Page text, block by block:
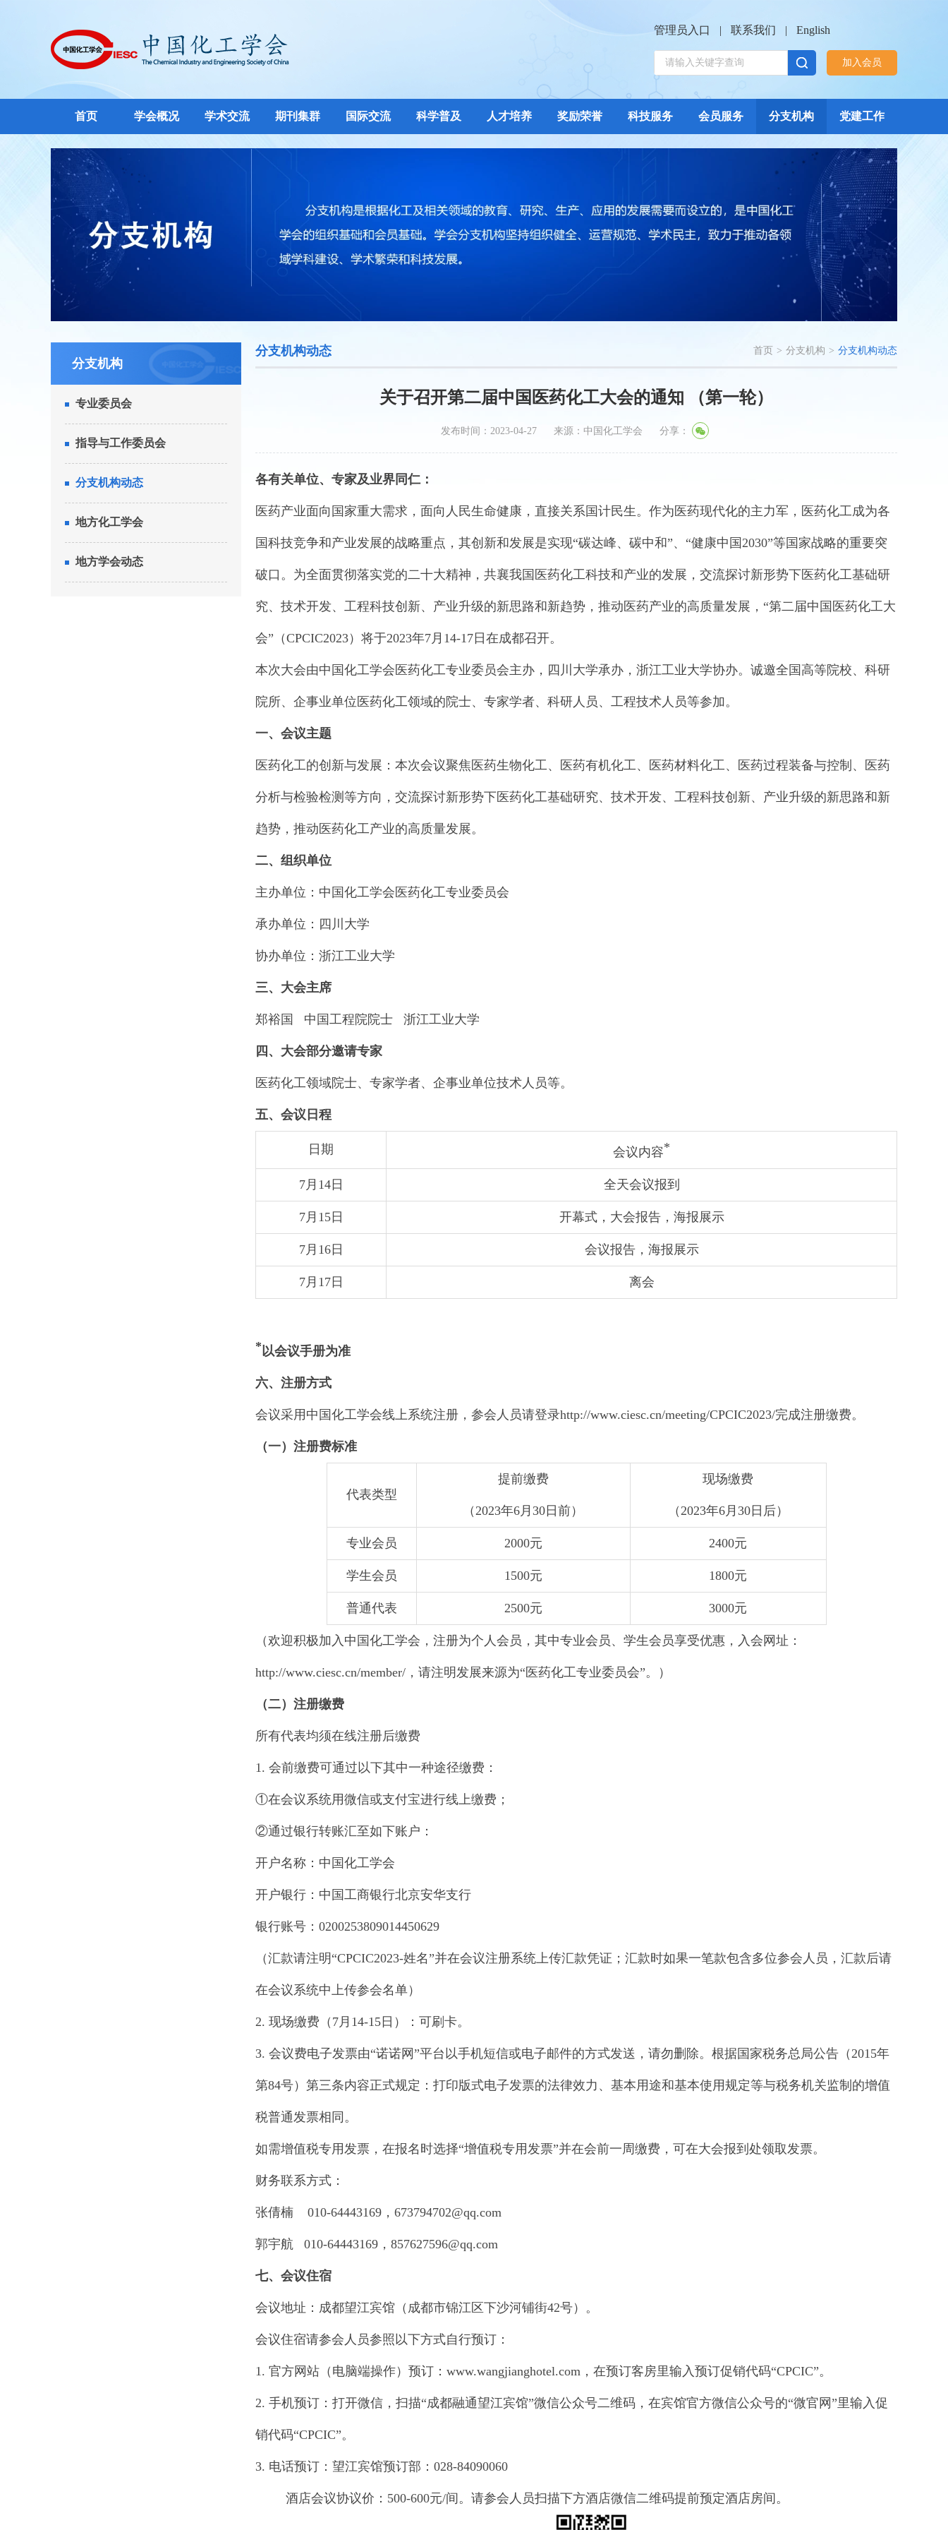
管理员入口 | 联系我们 | English
加入会员
首页 学会概况 学术交流 期刊集群 国际交流 科学普及 人才培养 奖励荣誉 科技服务 会员服务 分支机构 党建工作
分支机构
专业委员会
指导与工作委员会
分支机构动态
地方化工学会
地方学会动态
分支机构动态 首页 > 分支机构 > 分支机构动态
关于召开第二届中国医药化工大会的通知 （第一轮）
发布时间：2023-04-27 来源：中国化工学会 分享：
各有关单位、专家及业界同仁：
医药产业面向国家重大需求，面向人民生命健康，直接关系国计民生。作为医药现代化的主力军，医药化工成为各
国科技竞争和产业发展的战略重点，其创新和发展是实现“碳达峰、碳中和”、“健康中国2030”等国家战略的重要突
破口。为全面贯彻落实党的二十大精神，共襄我国医药化工科技和产业的发展，交流探讨新形势下医药化工基础研
究、技术开发、工程科技创新、产业升级的新思路和新趋势，推动医药产业的高质量发展，“第二届中国医药化工大
会”（CPCIC2023）将于2023年7月14-17日在成都召开。
本次大会由中国化工学会医药化工专业委员会主办，四川大学承办，浙江工业大学协办。诚邀全国高等院校、科研
院所、企事业单位医药化工领域的院士、专家学者、科研人员、工程技术人员等参加。
一、会议主题
医药化工的创新与发展：本次会议聚焦医药生物化工、医药有机化工、医药材料化工、医药过程装备与控制、医药
分析与检验检测等方向，交流探讨新形势下医药化工基础研究、技术开发、工程科技创新、产业升级的新思路和新
趋势，推动医药化工产业的高质量发展。
二、组织单位
主办单位：中国化工学会医药化工专业委员会
承办单位：四川大学
协办单位：浙江工业大学
三、大会主席
郑裕国 中国工程院院士 浙江工业大学
四、大会部分邀请专家
医药化工领域院士、专家学者、企事业单位技术人员等。
五、会议日程
日期 会议内容*
7月14日 全天会议报到
7月15日 开幕式，大会报告，海报展示
7月16日 会议报告，海报展示
7月17日 离会
*以会议手册为准
六、注册方式
会议采用中国化工学会线上系统注册，参会人员请登录http://www.ciesc.cn/meeting/CPCIC2023/完成注册缴费。
（一）注册费标准
代表类型
提前缴费
（2023年6月30日前）
现场缴费
（2023年6月30日后）
专业会员 2000元 2400元
学生会员 1500元 1800元
普通代表 2500元 3000元
（欢迎积极加入中国化工学会，注册为个人会员，其中专业会员、学生会员享受优惠，入会网址：
http://www.ciesc.cn/member/，请注明发展来源为“医药化工专业委员会”。）
（二）注册缴费
所有代表均须在线注册后缴费
1. 会前缴费可通过以下其中一种途径缴费：
①在会议系统用微信或支付宝进行线上缴费；
②通过银行转账汇至如下账户：
开户名称：中国化工学会
开户银行：中国工商银行北京安华支行
银行账号：0200253809014450629
（汇款请注明“CPCIC2023-姓名”并在会议注册系统上传汇款凭证；汇款时如果一笔款包含多位参会人员，汇款后请
在会议系统中上传参会名单）
2. 现场缴费（7月14-15日）：可刷卡。
3. 会议费电子发票由“诺诺网”平台以手机短信或电子邮件的方式发送，请勿删除。根据国家税务总局公告（2015年
第84号）第三条内容正式规定：打印版式电子发票的法律效力、基本用途和基本使用规定等与税务机关监制的增值
税普通发票相同。
如需增值税专用发票，在报名时选择“增值税专用发票”并在会前一周缴费，可在大会报到处领取发票。
财务联系方式：
张倩楠 010-64443169，673794702@qq.com
郭宇航 010-64443169，857627596@qq.com
七、会议住宿
会议地址：成都望江宾馆（成都市锦江区下沙河铺街42号）。
会议住宿请参会人员参照以下方式自行预订：
1. 官方网站（电脑端操作）预订：www.wangjianghotel.com，在预订客房里输入预订促销代码“CPCIC”。
2. 手机预订：打开微信，扫描“成都融通望江宾馆”微信公众号二维码，在宾馆官方微信公众号的“微官网”里输入促
销代码“CPCIC”。
3. 电话预订：望江宾馆预订部：028-84090060
酒店会议协议价：500-600元/间。请参会人员扫描下方酒店微信二维码提前预定酒店房间。